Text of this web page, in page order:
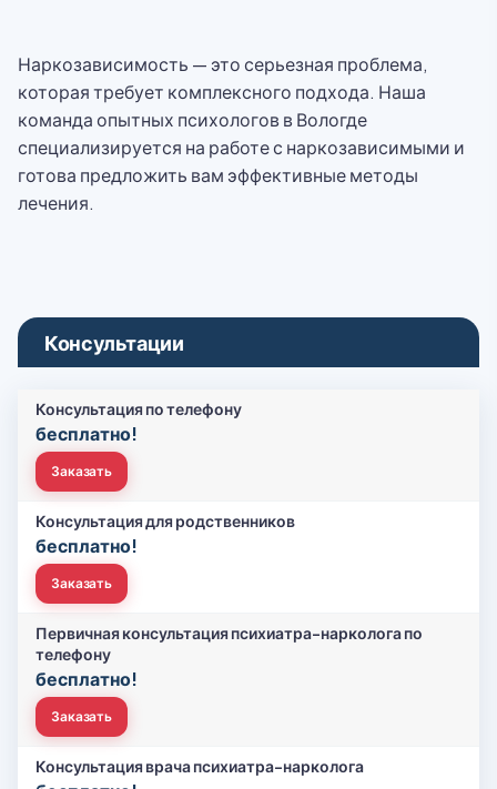
Наркозависимость — это серьезная проблема,
которая требует комплексного подхода. Наша
команда опытных психологов в Вологде
специализируется на работе с наркозависимыми и
готова предложить вам эффективные методы
лечения.
Консультации
Консультация по телефону
бесплатно!
Заказать
Консультация для родственников
бесплатно!
Заказать
Первичная консультация психиатра-нарколога по
телефону
бесплатно!
Заказать
Консультация врача психиатра-нарколога